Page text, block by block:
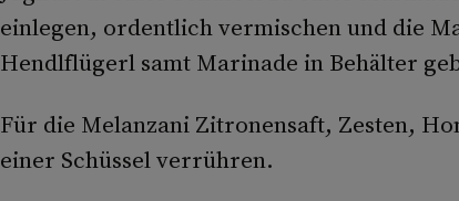
einlegen, ordentlich vermischen und die
Hendlflügerl samt Marinade in Behälter
Für die Melanzani Zitronensaft, Zesten,
einer Schüssel verrühren.